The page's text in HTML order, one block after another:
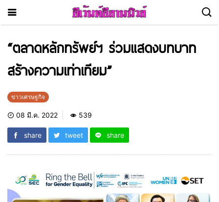
“ตลาดหลักทรัพย์ฯ ร่วมแสดงบทบาท
สร้างความเท่าเทียม”
ข่าวเศรษฐกิจ
08 มี.ค. 2022 539
share tweet share